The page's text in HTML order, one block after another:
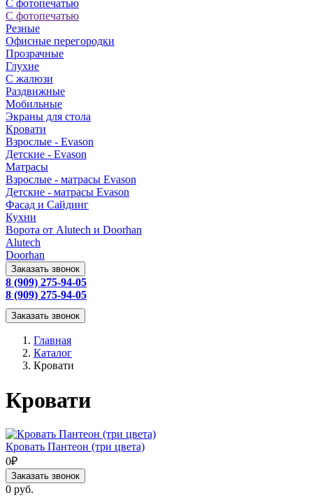
С фотопечатью
С фотопечатью
Резные
Офисные перегородки
Прозрачные
Глухие
С жалюзи
Раздвижные
Мобильные
Экраны для стола
Кровати
Взрослые - Evason
Детские - Evason
Матрасы
Взрослые - матрасы Evason
Детские - матрасы Evason
Фасад и Сайдинг
Кухни
Ворота от Alutech и Doorhan
Alutech
Doorhan
Заказать звонок
8 (909) 275-94-05
8 (909) 275-94-05
Заказать звонок
Главная
Каталог
Кровати
Кровати
Кровать Пантеон (три цвета)
0₽
Заказать звонок
0 руб.